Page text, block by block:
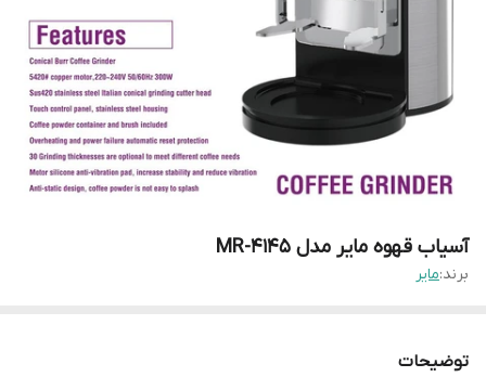
آسیاب قهوه مایر مدل MR-4145
برند:مایر
توضیحات